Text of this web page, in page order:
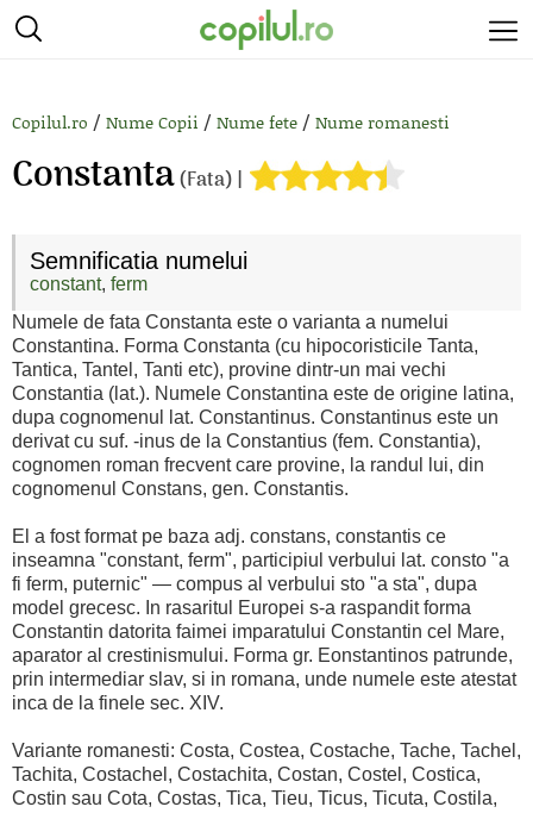
Copilul.ro / Nume Copii / Nume fete / Nume romanesti
Constanta(Fata) |
Semnificatia numelui
constant, ferm
Numele de fata Constanta este o varianta a numelui
Constantina. Forma Constanta (cu hipocoristicile Tanta,
Tantica, Tantel, Tanti etc), provine dintr-un mai vechi
Constantia (lat.). Numele Constantina este de origine latina,
dupa cognomenul lat. Constantinus. Constantinus este un
derivat cu suf. -inus de la Constantius (fem. Constantia),
cognomen roman frecvent care provine, la randul lui, din
cognomenul Constans, gen. Constantis.
El a fost format pe baza adj. constans, constantis ce
inseamna "constant, ferm", participiul verbului lat. consto "a
fi ferm, puternic" — compus al verbului sto "a sta", dupa
model grecesc. In rasaritul Europei s-a raspandit forma
Constantin datorita faimei imparatului Constantin cel Mare,
aparator al crestinismului. Forma gr. Eonstantinos patrunde,
prin intermediar slav, si in romana, unde numele este atestat
inca de la finele sec. XIV.
Variante romanesti: Costa, Costea, Costache, Tache, Tachel,
Tachita, Costachel, Costachita, Costan, Costel, Costica,
Costin sau Cota, Costas, Tica, Tieu, Ticus, Ticuta, Costila,